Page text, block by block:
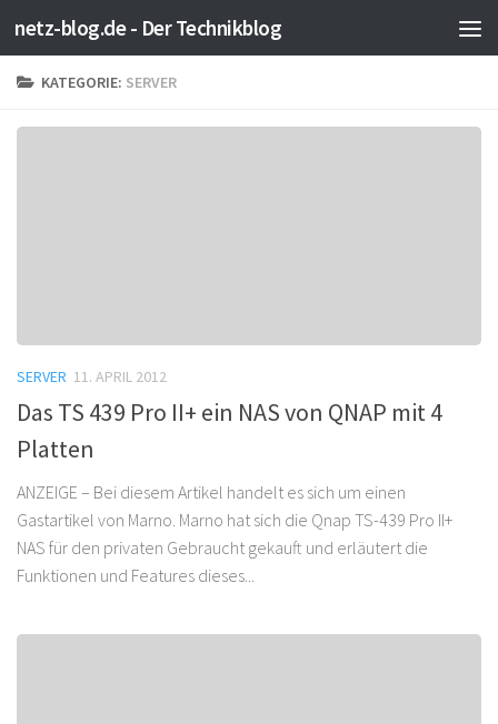
Zum Inhalt springen
netz-blog.de - Der Technikblog
KATEGORIE: SERVER
SERVER 11. APRIL 2012
Das TS 439 Pro II+ ein NAS von QNAP mit 4
Platten
ANZEIGE – Bei diesem Artikel handelt es sich um einen
Gastartikel von Marno. Marno hat sich die Qnap TS-439 Pro II+
NAS für den privaten Gebraucht gekauft und erläutert die
Funktionen und Features dieses...